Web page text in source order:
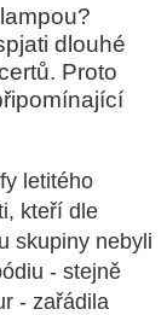
dlouhé
Proto
letitého
kteří dle
skupiny nebyli
- stejně
- zařádila